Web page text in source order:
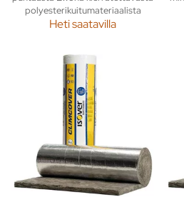
polyesterikuitumateriaalista
Heti saatavilla